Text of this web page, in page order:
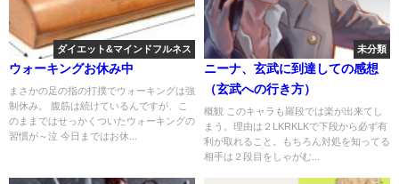
ダイエット&マインドフルネス
ウォーキングお休み中
まさかの足の指の打撲でウォーキングは強
制休み。 腹筋は続けているんですが、こ
のままではせっかくついたウォーキングの
習慣が～泣 今日まではお休...
未分類
ニーナ、玄武に到達しての感想
（玄武への行き方）
概観 このキャラも羅段では楽が出来てし
まう。理由は２LKRKLKで下段から必ず有
利が取れること。もちろん対処を知ってる
相手は２段目をしゃがむ...